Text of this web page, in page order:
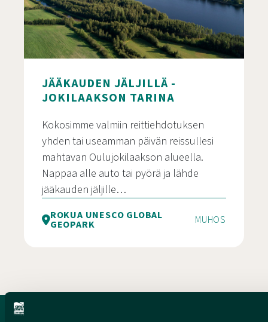
JÄÄKAUDEN JÄLJILLÄ -
JOKILAAKSON TARINA
Kokosimme valmiin reittiehdotuksen
yhden tai useamman päivän reissullesi
mahtavan Oulujokilaakson alueella.
Nappaa alle auto tai pyörä ja lähde
jääkauden jäljille…
ROKUA UNESCO GLOBAL
GEOPARK MUHOS